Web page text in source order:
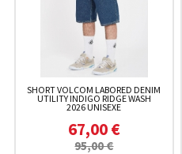
SHORT VOLCOM LABORED DENIM
UTILITY INDIGO RIDGE WASH
2026 UNISEXE
67,00 €
95,00 €